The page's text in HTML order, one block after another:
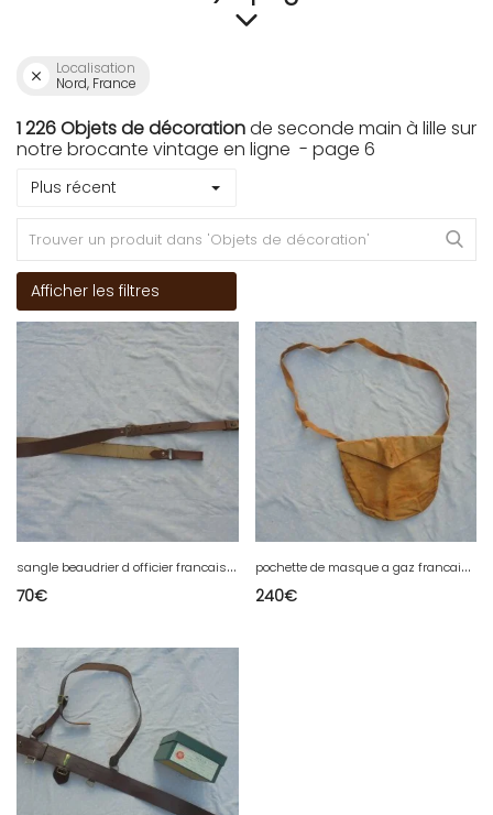
Localisation
Nord, France
1 226 Objets de décorationde seconde main à lille sur
notre brocante vintage en ligne - page 6
Plus récent
Afficher les filtres
s
angle beaudrier d officier francais de 1 guerre
70€
p
ochette de masque a gaz francais m2 de 1 guerre
240€